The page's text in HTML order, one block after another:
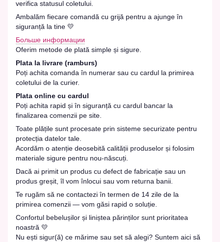
verifica statusul coletului.
Ambalăm fiecare comandă cu grijă pentru a ajunge în
siguranță la tine 💛
Больше информации
Oferim metode de plată simple și sigure.
Plata la livrare (ramburs)
Poți achita comanda în numerar sau cu cardul la primirea
coletului de la curier.
Plata online cu cardul
Poți achita rapid și în siguranță cu cardul bancar la
finalizarea comenzii pe site.
Toate plățile sunt procesate prin sisteme securizate pentru
protecția datelor tale.
Acordăm o atenție deosebită calității produselor și folosim
materiale sigure pentru nou-născuți.
Dacă ai primit un produs cu defect de fabricație sau un
produs greșit, îl vom înlocui sau vom returna banii.
Te rugăm să ne contactezi în termen de 14 zile de la
primirea comenzii — vom găsi rapid o soluție.
Confortul bebelușilor și liniștea părinților sunt prioritatea
noastră 💛
Nu ești sigur(ă) ce mărime sau set să alegi? Suntem aici să